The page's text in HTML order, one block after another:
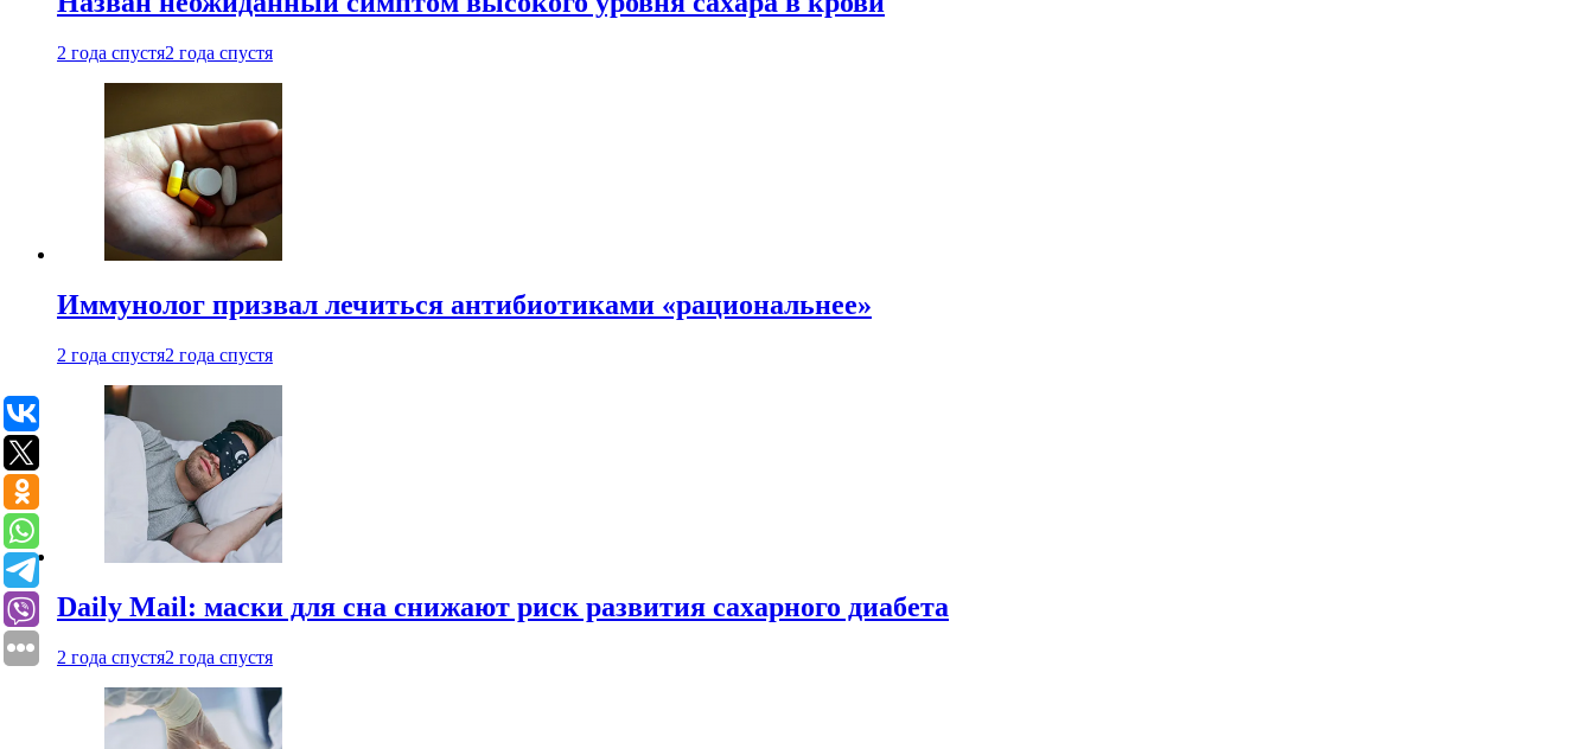
2 года спустя2 года спустя
Иммунолог призвал лечиться антибиотиками «рациональнее»
2 года спустя2 года спустя
Daily Mail: маски для сна снижают риск развития сахарного диабета
2 года спустя2 года спустя